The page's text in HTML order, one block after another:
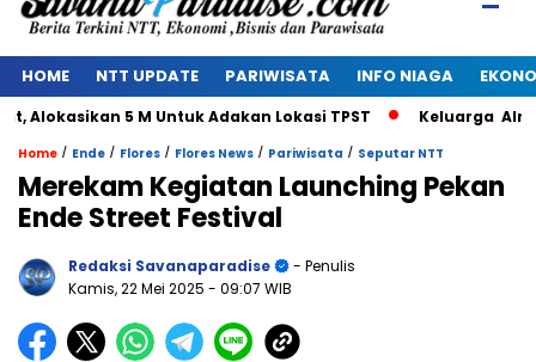
HOME NTT UPDATE PARIWISATA INFO NIAGA
5 M Untuk Adakan Lokasi TPST Keluarga Alm
Home / Ende / Flores / Flores News / Pariwisata / Seputar NTT
Merekam Kegiatan Launching Pekan
Ende Street Festival
Redaksi Savanaparadise
- Penulis
Kamis, 22 Mei 2025 - 09:07 WIB